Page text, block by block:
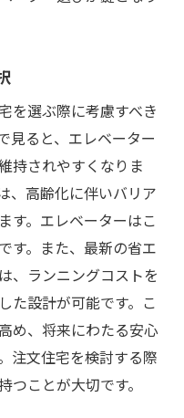
を選ぶ際に考慮すべき
見ると、エレベーター
持されやすくなりま
、高齢化に伴いバリア
す。エレベーターはこ
す。また、最新の省エ
、ランニングコストを
た設計が可能です。こ
め、将来にわたる安心
注文住宅を検討する際
ことが大切です。